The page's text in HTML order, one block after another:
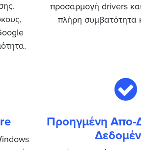
προσαρμογή drivers
πλήρη συμβατότητα
Προηγμένη Απο-